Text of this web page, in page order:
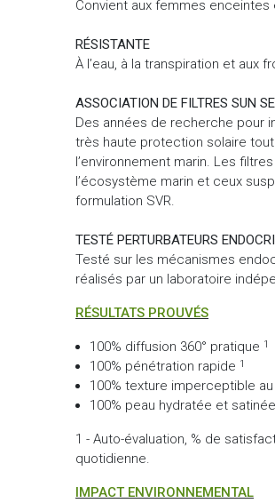
Convient aux femmes enceintes
RÉSISTANTE
À l’eau, à la transpiration et aux
ASSOCIATION DE FILTRES SUN
Des années de recherche pour
très haute protection solaire
l’environnement marin. Les
l’écosystème marin et ceux
formulation SVR.
TESTÉ PERTURBATEURS
Testé sur les mécanismes
réalisés par un laboratoire
RÉSULTATS PROUVÉS
100% diffusion 360° pratique 1
100% pénétration rapide 1
100% texture imperceptible
100% peau hydratée et satinée
1 - Auto-évaluation, % de
quotidienne.
IMPACT ENVIRONNEMENTAL